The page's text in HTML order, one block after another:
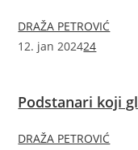
DRAŽA PETROVIĆ
12. jan 202424
Podstanari koji
DRAŽA PETROVIĆ